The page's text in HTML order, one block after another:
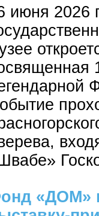
июня 2026
«ДОМ»